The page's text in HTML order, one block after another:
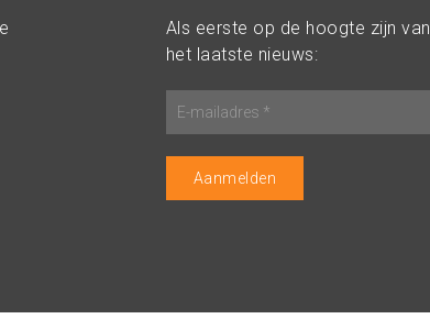
Als eerste op de hoogte zijn van
het laatste nieuws: